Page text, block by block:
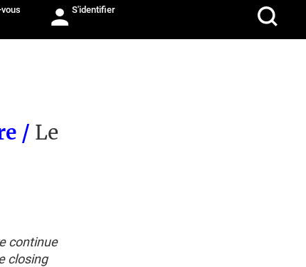
S'identifier
/ Le
continue
closing